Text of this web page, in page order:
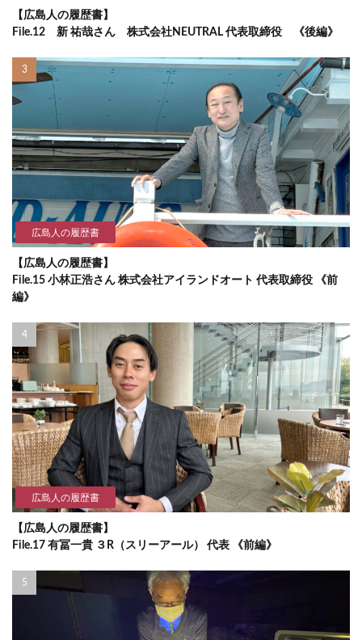
【広島人の履歴書】
File.12 新 祐哉さん 株式会社NEUTRAL 代表取締役 《後編》
広島人の履歴書
【広島人の履歴書】
File.15 小林正浩さん 株式会社アイランドオート 代表取締役 《前
編》
広島人の履歴書
【広島人の履歴書】
File.17 有冨一貴 ３R（スリーアール） 代表 《前編》